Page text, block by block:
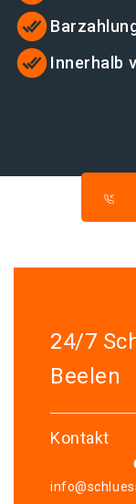
Innerhalb
24/7
Beelen
Kontakt